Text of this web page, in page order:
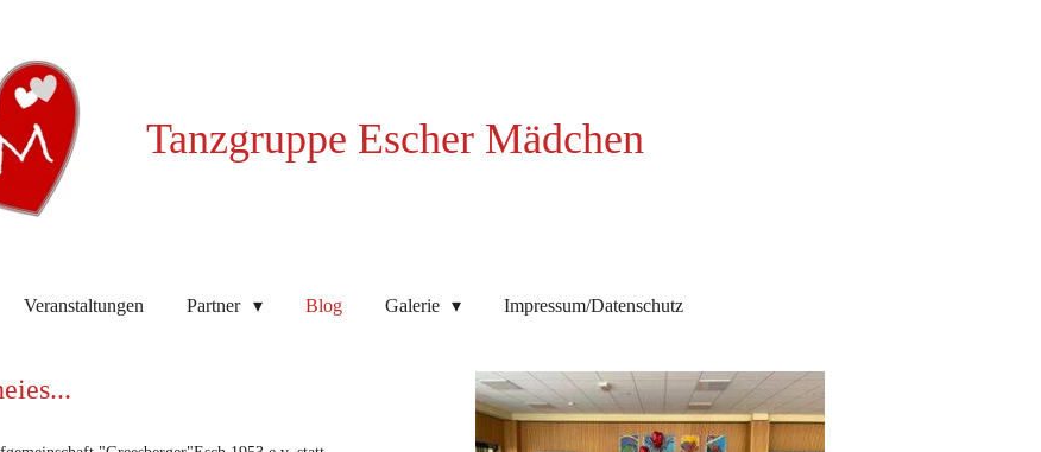
Tanzgruppe Escher Mädchen
Veranstaltungen Partner Blog Galerie Impressum/Datenschutz